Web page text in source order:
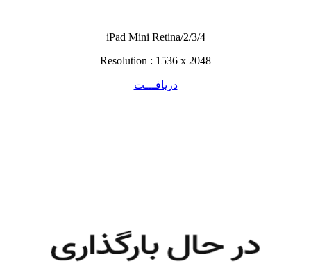
iPad Mini Retina/2/3/4
Resolution : 1536 x 2048
دریافـــت